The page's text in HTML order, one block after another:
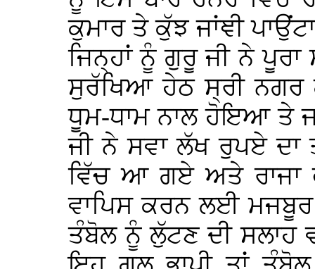
ਕੁਮਾਰ ਤੇ ਕੁੱਝ ਜਾਂਞੀ
ਜਿਨ੍ਹਾਂ ਨੂੰ ਗੁਰੂ ਜੀ ਨੇ
ਸੁਰੱਖਿਆ ਹੇਠ ਸ੍ਰੀ ਨਗਰ
ਧੂਮ-ਧਾਮ ਨਾਲ ਹੋਇਆ ਤੇ
ਜੀ ਨੇ ਸਵਾ ਲੱਖ ਰੁਪਏ ਦਾ
ਵਿੱਚ ਆ ਗਏ ਅਤੇ ਰਾਜਾ
ਵਾਪਿਸ ਕਰਨ ਲਈ ਮਜਬੂਰ
ਤੰਬੋਲ ਨੂੰ ਲੁੱਟਣ ਦੀ ਸਲਾਹ